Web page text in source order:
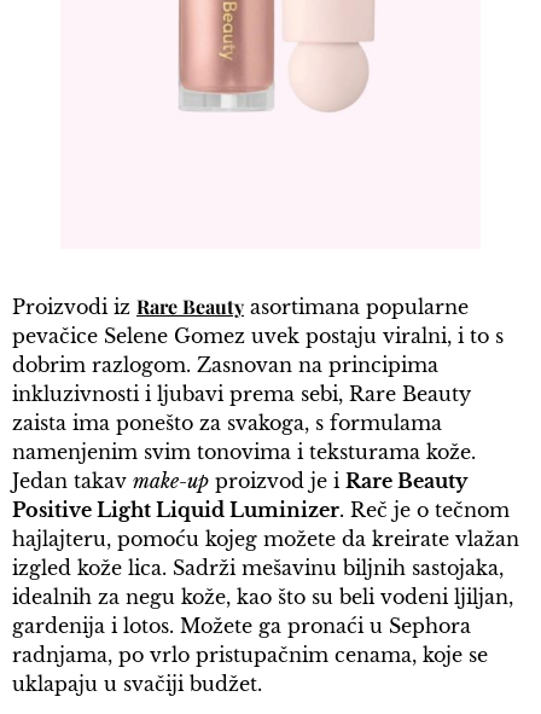
Proizvodi iz Rare Beauty asortimana popularne
pevačice Selene Gomez uvek postaju viralni, i to s
dobrim razlogom. Zasnovan na principima
inkluzivnosti i ljubavi prema sebi, Rare Beauty
zaista ima ponešto za svakoga, s formulama
namenjenim svim tonovima i teksturama kože.
Jedan takav make-up proizvod je i Rare Beauty
Positive Light Liquid Luminizer. Reč je o tečnom
hajlajteru, pomoću kojeg možete da kreirate vlažan
izgled kože lica. Sadrži mešavinu biljnih sastojaka,
idealnih za negu kože, kao što su beli vodeni ljiljan,
gardenija i lotos. Možete ga pronaći u Sephora
radnjama, po vrlo pristupačnim cenama, koje se
uklapaju u svačiji budžet.